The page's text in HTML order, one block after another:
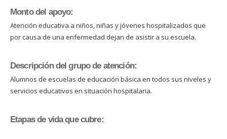
Monto del apoyo:
Atención educativa a niños, niñas y jóvenes hospitalizados que
por causa de una enfermedad dejan de asistir a su escuela.
Descripción del grupo de atención:
Alumnos de escuelas de educación básica en todos sus niveles y
servicios educativos en situación hospitalaria.
Etapas de vida que cubre: